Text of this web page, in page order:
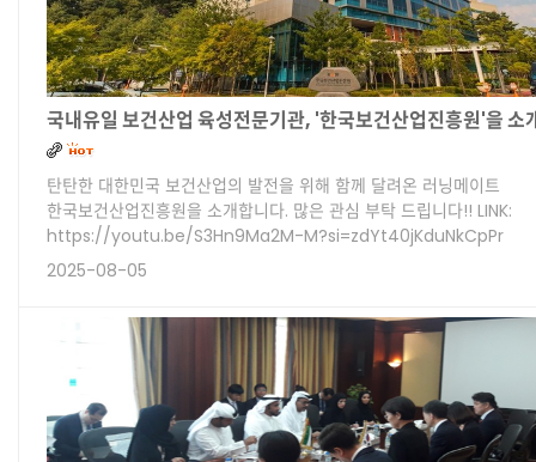
국내유일 보건산업 육성전문기관, '한국보건산업진흥원'을 소
탄탄한 대한민국 보건산업의 발전을 위해 함께 달려온 러닝메이트
한국보건산업진흥원을 소개합니다. 많은 관심 부탁 드립니다!! LINK:
https://youtu.be/S3Hn9Ma2M-M?si=zdYt40jKduNkCpPr
2025-08-05